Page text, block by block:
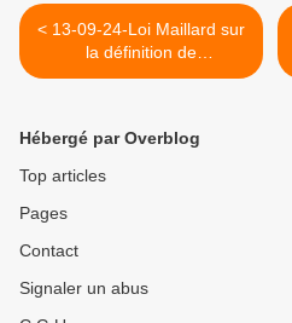
< 13-09-24-Loi Maillard sur
la définition de
l’antisémitisme : il va falloir
Hébergé par Overblog
Top articles
Pages
Contact
Signaler un abus